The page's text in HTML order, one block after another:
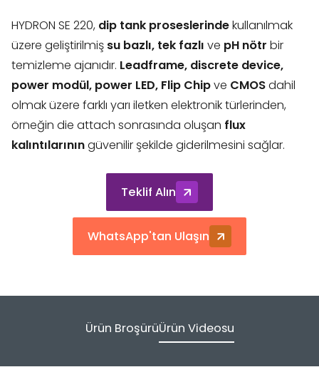
HYDRON SE 220, dip tank proseslerindekullanılmak
üzere geliştirilmiş su bazlı, tek fazlıve pH nötrbir
temizleme ajanıdır. Leadframe, discrete device,
power modül, power LED, Flip Chipve CMOSdahil
olmak üzere farklı yarı iletken elektronik türlerinden,
örneğin die attach sonrasında oluşan flux
kalıntılarınıngüvenilir şekilde giderilmesini sağlar.
Teklif Alın
WhatsApp'tan Ulaşın
Ürün BroşürüÜrün Videosu